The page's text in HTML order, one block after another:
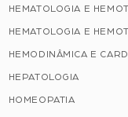
HEMATOLOGIA E
HEMATOLOGIA E
HEMODINÂMICA E
HEPATOLOGIA
HOMEOPATIA